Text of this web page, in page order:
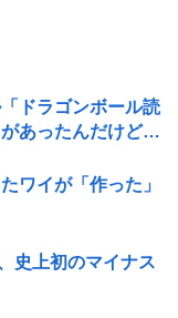
ドラゴンボール読
あったんだけど」
ワイが「作った」
史上初のマイナス